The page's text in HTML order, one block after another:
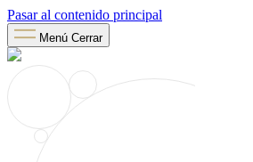
Pasar al contenido principal
Menú Cerrar